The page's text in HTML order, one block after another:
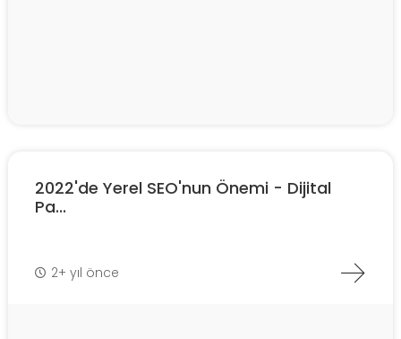
2022'de Yerel SEO'nun Önemi - Dijital
Pa...
2+ yıl önce